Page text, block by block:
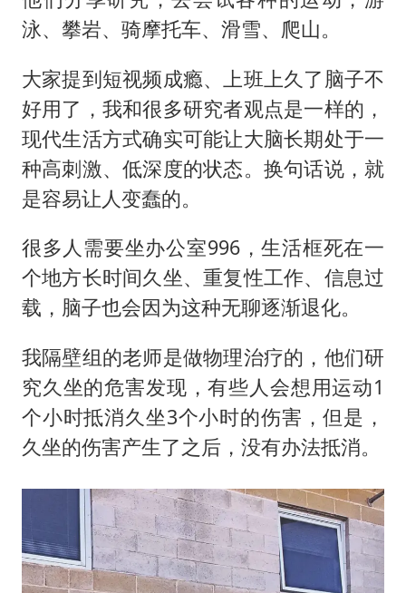
泳、攀岩、骑摩托车、滑雪、爬山。
大家提到短视频成瘾、上班上久了脑子不
好用了，我和很多研究者观点是一样的，
现代生活方式确实可能让大脑长期处于一
种高刺激、低深度的状态。换句话说，就
是容易让人变蠢的。
很多人需要坐办公室996，生活框死在一
个地方长时间久坐、重复性工作、信息过
载，脑子也会因为这种无聊逐渐退化。
我隔壁组的老师是做物理治疗的，他们研
究久坐的危害发现，有些人会想用运动1
个小时抵消久坐3个小时的伤害，但是，
久坐的伤害产生了之后，没有办法抵消。